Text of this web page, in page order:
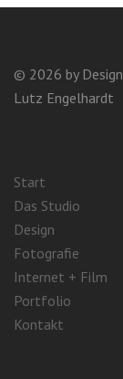
© 2026 by
Lutz Engel­hardt
Start
Das Studio
Design
Fotografie
Internet + Film
Portfolio
Kontakt